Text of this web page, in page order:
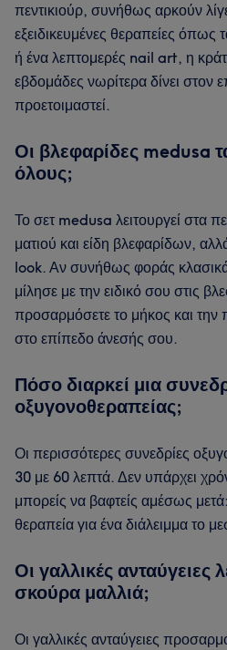
πεντικιούρ, συνήθως αρκούν
εξειδικευμένες θεραπείες
ή ένα λεπτομερές nail art, η
εβδομάδες νωρίτερα δίνει στον
προετοιμαστεί.
Οι βλεφαρίδες medusa
όλους;
Το σετ medusa λειτουργεί στα
ματιού και είδη βλεφαρίδων,
look. Αν συνήθως φοράς
μίλησε με την ειδικό σου στις
προσαρμόσετε το μήκος και την
στο επίπεδο άνεσής σου.
Πόσο διαρκεί μια
οξυγονοθεραπείας;
Οι περισσότερες συνεδρίες
30 με 60 λεπτά. Δεν υπάρχει
μπορείς να βαφτείς αμέσως μετά:
θεραπεία για ένα διάλειμμα το
Οι γαλλικές ανταύγειες
σκούρα μαλλιά;
Οι γαλλικές ανταύγειες